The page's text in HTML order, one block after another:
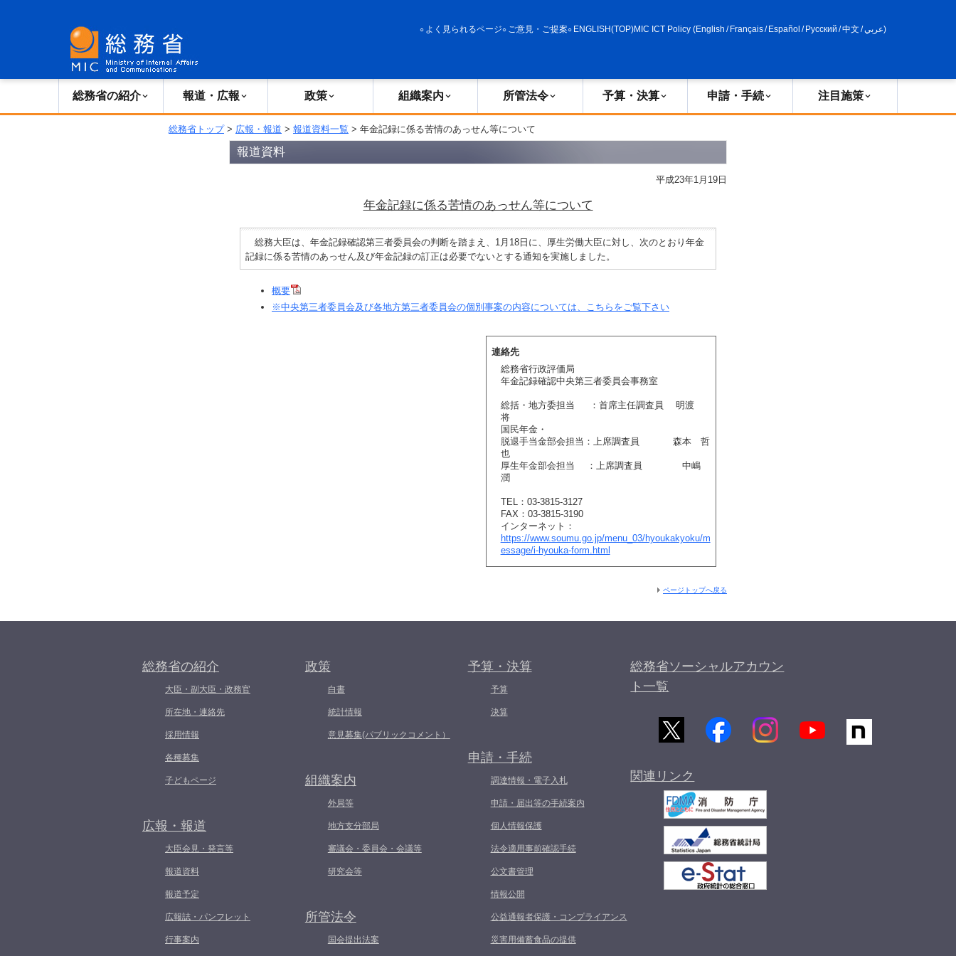
よく見られるページ ご意見・ご提案 ENGLISH(TOP)MIC ICT Policy (English / Français/ Español / Русский /中文 /عربي)
総務省の紹介 報道・広報 政策 組織案内 所管法令 予算・決算 申請・手続 注目施策
総務省トップ> 広報・報道 > 報道資料一覧 > 年金記録に係る苦情のあっせん等について
報道資料
平成23年1月19日
年金記録に係る苦情のあっせん等について
総務大臣は、年金記録確認第三者委員会の判断を踏まえ、1月18日に、厚生労働大臣に対し、次のとおり年金
記録に係る苦情のあっせん及び年金記録の訂正は必要でないとする通知を実施しました。
概要
※中央第三者委員会及び各地方第三者委員会の個別事案の内容については、こちらをご覧下さい
連絡先
総務省行政評価局
年金記録確認中央第三者委員会事務室
総括・地方委担当 ：首席主任調査員 明渡
将
国民年金・
脱退手当金部会担当：上席調査員 森本 哲
也
厚生年金部会担当 ：上席調査員 中嶋
潤
TEL：03-3815-3127
FAX：03-3815-3190
インターネット：
https://www.soumu.go.jp/menu_03/hyoukakyoku/m
essage/i-hyouka-form.html
ページトップへ戻る
総務省の紹介
大臣・副大臣・政務官
所在地・連絡先
採用情報
各種募集
子どもページ
広報・報道
大臣会見・発言等
報道資料
報道予定
広報誌・パンフレット
行事案内
政策
白書
統計情報
意見募集(パブリックコメント）
組織案内
外局等
地方支分部局
審議会・委員会・会議等
研究会等
所管法令
国会提出法案
予算・決算
予算
決算
申請・手続
調達情報・電子入札
申請・届出等の手続案内
個人情報保護
法令適用事前確認手続
公文書管理
情報公開
公益通報者保護・コンプライアンス
災害用備蓄食品の提供
総務省ソーシャルアカウン
ト一覧
関連リンク